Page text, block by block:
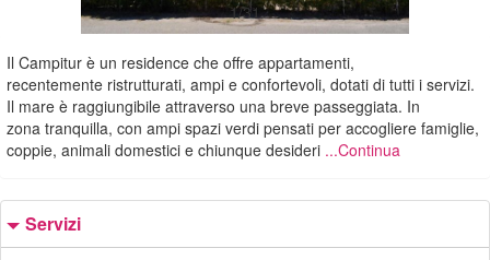
1/31
Il Campitur è un residence che offre appartamenti,
recentemente ristrutturati, ampi e confortevoli, dotati di tutti i servizi.
Il mare è raggiungibile attraverso una breve passeggiata. In
zona tranquilla, con ampi spazi verdi pensati per accogliere famiglie,
coppie, animali domestici e chiunque desideri ...Continua
Servizi